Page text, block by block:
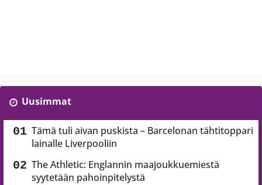
Uusimmat
Tämä tuli aivan puskista – Barcelonan tähtitoppari
lainalle Liverpooliin
The Athletic: Englannin maajoukkuemiestä
syytetään pahoinpitelystä